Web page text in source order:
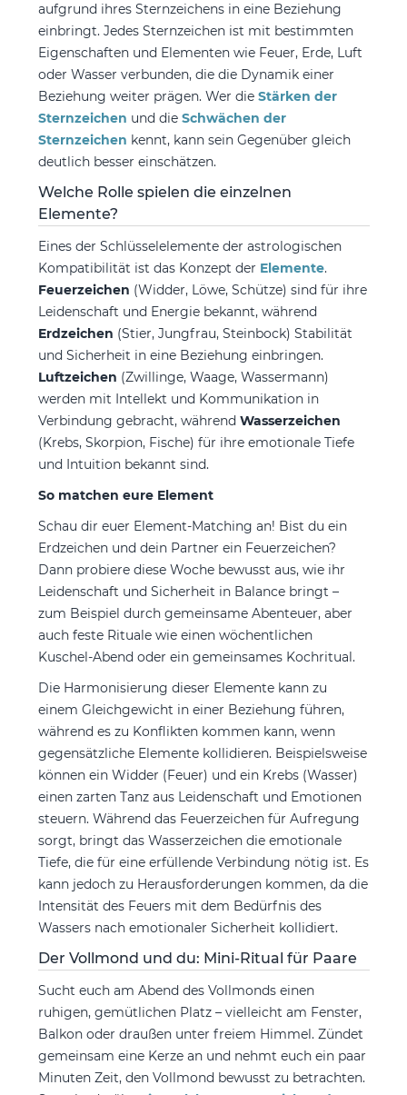
aufgrund ihres Sternzeichens in eine Beziehung
einbringt. Jedes Sternzeichen ist mit bestimmten
Eigenschaften und Elementen wie Feuer, Erde, Luft
oder Wasser verbunden, die die Dynamik einer
Beziehung weiter prägen. Wer die Stärken der
Sternzeichen und die Schwächen der
Sternzeichen kennt, kann sein Gegenüber gleich
deutlich besser einschätzen.
Welche Rolle spielen die einzelnen
Elemente?
Eines der Schlüsselelemente der astrologischen
Kompatibilität ist das Konzept der Elemente.
Feuerzeichen (Widder, Löwe, Schütze) sind für ihre
Leidenschaft und Energie bekannt, während
Erdzeichen (Stier, Jungfrau, Steinbock) Stabilität
und Sicherheit in eine Beziehung einbringen.
Luftzeichen (Zwillinge, Waage, Wassermann)
werden mit Intellekt und Kommunikation in
Verbindung gebracht, während Wasserzeichen
(Krebs, Skorpion, Fische) für ihre emotionale Tiefe
und Intuition bekannt sind.
So matchen eure Element
Schau dir euer Element-Matching an! Bist du ein
Erdzeichen und dein Partner ein Feuerzeichen?
Dann probiere diese Woche bewusst aus, wie ihr
Leidenschaft und Sicherheit in Balance bringt –
zum Beispiel durch gemeinsame Abenteuer, aber
auch feste Rituale wie einen wöchentlichen
Kuschel-Abend oder ein gemeinsames Kochritual.
Die Harmonisierung dieser Elemente kann zu
einem Gleichgewicht in einer Beziehung führen,
während es zu Konflikten kommen kann, wenn
gegensätzliche Elemente kollidieren. Beispielsweise
können ein Widder (Feuer) und ein Krebs (Wasser)
einen zarten Tanz aus Leidenschaft und Emotionen
steuern. Während das Feuerzeichen für Aufregung
sorgt, bringt das Wasserzeichen die emotionale
Tiefe, die für eine erfüllende Verbindung nötig ist. Es
kann jedoch zu Herausforderungen kommen, da die
Intensität des Feuers mit dem Bedürfnis des
Wassers nach emotionaler Sicherheit kollidiert.
Der Vollmond und du: Mini-Ritual für Paare
Sucht euch am Abend des Vollmonds einen
ruhigen, gemütlichen Platz – vielleicht am Fenster,
Balkon oder draußen unter freiem Himmel. Zündet
gemeinsam eine Kerze an und nehmt euch ein paar
Minuten Zeit, den Vollmond bewusst zu betrachten.